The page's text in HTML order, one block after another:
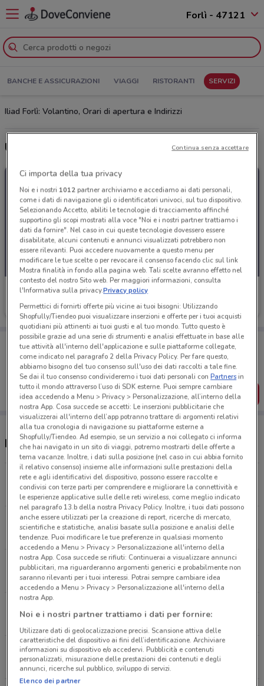
Forlì - 47121
BANCHE E ASSICURAZIONI VIAGGI RISTORANTI SERVIZI
Iliad Forlì: Volantino, Orari di apertura e Indirizzi
Ultime offerte del volantino Iliad
Iliad
Scade il 10/09
Porta DoveConviene sempre con te!
Puoi trovare le migliori offerte dei negozi vicino a te,
salvarle e creare la tua lista del risparmio, comodamente
dal tuo cellulare.
SCARICA L’APP
Negozi Iliad a Forlì
Piazza Saffi, 41 Forlì Forlì
3.9 km
CHIUSO
Corso della Repubblica, 144 Forli
4.2 km
CHIUSO
Viale Gramsci, 98 Forlì Forlì
5.1 km
8 km
CHIUSO
Piazzale della Cooperazione, 2 Forlì Forlì
8.2 km
CHIUSO
Ci importa della tua privacy
Noi e i nostri 1012partner archiviamo e accediamo ai dati personali,
come i dati di navigazione gli o identificatori univoci, sul tuo dispositivo.
Selezionando Accetto, abiliti le tecnologie di tracciamento affinché
supportino gli scopi mostrati alla voce "Noi e i nostri partner trattiamo i
dati da fornire". Nel caso in cui queste tecnologie dovessero essere
disabilitate, alcuni contenuti e annunci visualizzati potrebbero non
essere rilevanti. Puoi accedere nuovamente a questo menu per
modificare le tue scelte o per revocare il consenso facendo clic sul link
Mostra finalità in fondo alla pagina web. Tali scelte avranno effetto nel
contesto del nostro Sito web. Per maggiori informazioni, consulta
l'Informativa sulla privacy.Privacy policy
Permettici di fornirti offerte più vicine ai tuoi bisogni: Utilizzando
Shopfully/Tiendeo puoi visualizzare inserzioni e offerte per i tuoi acquisti
quotidiani più attinenti ai tuoi gusti e al tuo mondo. Tutto questo è
possibile grazie ad una serie di strumenti e analisi effettuate in base alle
tue attività all'interno dell'applicazione e sulle piattaforme collegate,
come indicato nel paragrafo 2 della Privacy Policy. Per fare questo,
abbiamo bisogno del tuo consenso sull'uso dei dati raccolti a tale fine.
Se dai il tuo consenso condivideremo i tuoi dati personali conPartnersin
tutto il mondo attraverso l’uso di SDK esterne. Puoi sempre cambiare
idea accedendo a Menu > Privacy > Personalizzazione, all’interno della
nostra App. Cosa succede se accetti: Le inserzioni pubblicitarie che
visualizzerai all'interno dell’app potranno trattare di argomenti relativi
alla tua cronologia di navigazione su piattaforme esterne a
Shopfully/Tiendeo. Ad esempio, se un servizio a noi collegato ci informa
che hai navigato in un sito di viaggi, potremo mostrarti delle offerte a
tema vacanze. Inoltre, i dati sulla posizione (nel caso in cui abbia fornito
il relativo consenso) insieme alle informazioni sulle prestazioni della
rete e agli identificativi del dispositivo, possono essere raccolte e
condivisi con terze parti per comprendere e migliorare la connettività e
le esperienze applicative sulle delle reti wireless, come meglio indicato
nel paragrafo 13.b della nostra Privacy Policy. Inoltre, i tuoi dati possono
anche essere utilizzati per la creazione di report, ricerche di mercato,
scientifiche e statistiche, analisi basate sulla posizione e analisi delle
tendenze. Puoi modificare le tue preferenze in qualsiasi momento
accedendo a Menu > Privacy > Personalizzazione all'interno della
nostra App. Cosa succede se rifiuti: Continuerai a visualizzare annunci
pubblicitari, ma riguarderanno argomenti generici e probabilmente non
saranno rilevanti per i tuoi interessi. Potrai sempre cambiare idea
accedendo a Menu > Privacy > Personalizzazione all'interno della
nostra App.
Noi e i nostri partner trattiamo i dati per fornire:
Utilizzare dati di geolocalizzazione precisi. Scansione attiva delle
caratteristiche del dispositivo ai fini dell’identificazione. Archiviare
informazioni su dispositivo e/o accedervi. Pubblicità e contenuti
personalizzati, misurazione delle prestazioni dei contenuti e degli
annunci, ricerche sul pubblico, sviluppo di servizi.
Elenco dei partner
Continua senza accettare